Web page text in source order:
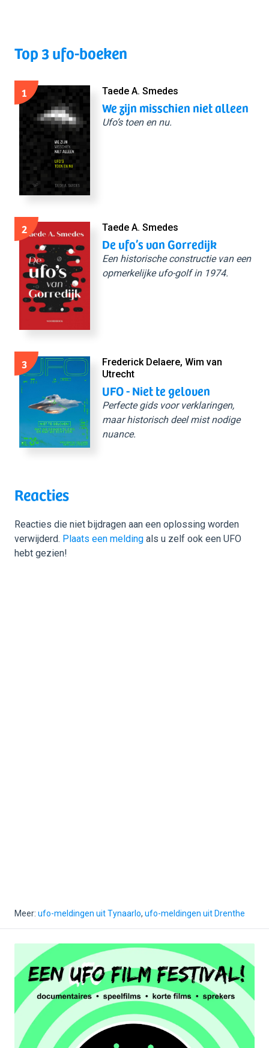
Top 3 ufo-boeken
1 Taede A. Smedes
We zijn misschien niet alleen
Ufo’s toen en nu.
2 Taede A. Smedes
De ufo’s van Gorredijk
Een historische constructie van een
opmerkelijke ufo-golf in 1974.
3
Frederick Delaere, Wim van
Utrecht
UFO - Niet te geloven
Perfecte gids voor verklaringen,
maar historisch deel mist nodige
nuance.
Reacties
Reacties die niet bijdragen aan een oplossing worden
verwijderd. Plaats een melding als u zelf ook een UFO
hebt gezien!
Meer: ufo-meldingen uit Tynaarlo, ufo-meldingen uit Drenthe